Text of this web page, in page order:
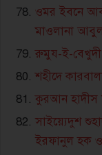
ওমর ইবনে
মাওলানা
রুমুয-ই-
শহীদে
কুরআন হাদীস
সাইয়্যেদুশ
ইরফানুল হক ও